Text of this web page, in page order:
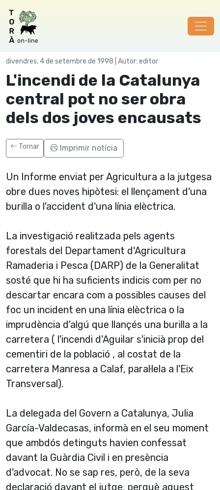
divendres, 4 de setembre de 1998 | Autor: editor
L'incendi de la Catalunya
central pot no ser obra
dels dos joves encausats
Tornar Imprimir notícia
Un Informe enviat per Agricultura a la jutgesa
obre dues noves hipòtesi: el llençament d'una
burilla o l'accident d'una lí­nia elèctrica.
La investigació realitzada pels agents
forestals del Departament d'Agricultura
Ramaderia i Pesca (DARP) de la Generalitat
sosté que hi ha suficients indicis com per no
descartar encara com a possibles causes del
foc un incident en una lí­nia elèctrica o la
imprudència d'algú que llançés una burilla a la
carretera ( l'incendi d'Aguilar s'inicià prop del
cementiri de la població , al costat de la
carretera Manresa a Calaf, paral·lela a l'Eix
Transversal).
La delegada del Govern a Catalunya, Julia
Garcí­a-Valdecasas, informà en el seu moment
que ambdós detinguts havien confessat
davant la Guàrdia Civil i en presència
d'advocat. No se sap res, però, de la seva
declaració davant el jutge, perquè aquest